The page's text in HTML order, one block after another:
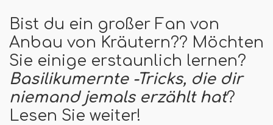
Bist du ein großer Fan von
Anbau von Kräutern?? Möchten
Sie einige erstaunlich lernen?
Basilikumernte -Tricks, die dir
niemand jemals erzählt hat?
Lesen Sie weiter!